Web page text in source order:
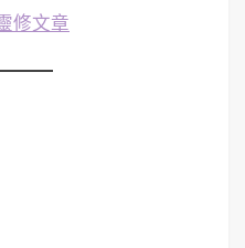
修文章